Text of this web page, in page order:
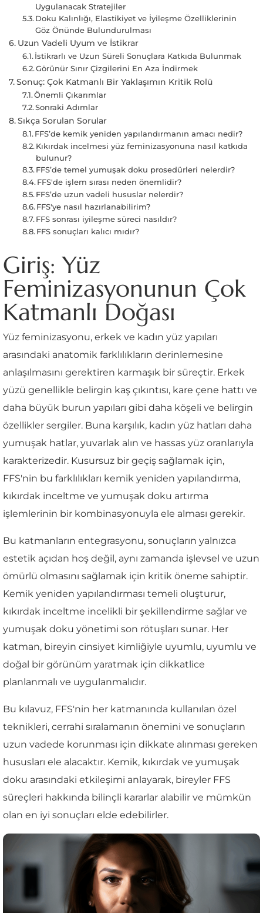
Uygulanacak Stratejiler
Doku Kalınlığı, Elastikiyet ve İyileşme Özelliklerinin
Göz Önünde Bulundurulması
Uzun Vadeli Uyum ve İstikrar
İstikrarlı ve Uzun Süreli Sonuçlara Katkıda Bulunmak
Görünür Sınır Çizgilerini En Aza İndirmek
Sonuç: Çok Katmanlı Bir Yaklaşımın Kritik Rolü
Önemli Çıkarımlar
Sonraki Adımlar
Sıkça Sorulan Sorular
FFS’de kemik yeniden yapılandırmanın amacı nedir?
Kıkırdak incelmesi yüz feminizasyonuna nasıl katkıda
bulunur?
FFS’de temel yumuşak doku prosedürleri nelerdir?
FFS'de işlem sırası neden önemlidir?
FFS’de uzun vadeli hususlar nelerdir?
FFS'ye nasıl hazırlanabilirim?
FFS sonrası iyileşme süreci nasıldır?
FFS sonuçları kalıcı mıdır?
Giriş: Yüz
Feminizasyonunun Çok
Katmanlı Doğası
Yüz feminizasyonu, erkek ve kadın yüz yapıları
arasındaki anatomik farklılıkların derinlemesine
anlaşılmasını gerektiren karmaşık bir süreçtir. Erkek
yüzü genellikle belirgin kaş çıkıntısı, kare çene hattı ve
daha büyük burun yapıları gibi daha köşeli ve belirgin
özellikler sergiler. Buna karşılık, kadın yüz hatları daha
yumuşak hatlar, yuvarlak alın ve hassas yüz oranlarıyla
karakterizedir. Kusursuz bir geçiş sağlamak için,
FFS'nin bu farklılıkları kemik yeniden yapılandırma,
kıkırdak inceltme ve yumuşak doku artırma
işlemlerinin bir kombinasyonuyla ele alması gerekir.
Bu katmanların entegrasyonu, sonuçların yalnızca
estetik açıdan hoş değil, aynı zamanda işlevsel ve uzun
ömürlü olmasını sağlamak için kritik öneme sahiptir.
Kemik yeniden yapılandırması temeli oluşturur,
kıkırdak inceltme incelikli bir şekillendirme sağlar ve
yumuşak doku yönetimi son rötuşları sunar. Her
katman, bireyin cinsiyet kimliğiyle uyumlu, uyumlu ve
doğal bir görünüm yaratmak için dikkatlice
planlanmalı ve uygulanmalıdır.
Bu kılavuz, FFS'nin her katmanında kullanılan özel
teknikleri, cerrahi sıralamanın önemini ve sonuçların
uzun vadede korunması için dikkate alınması gereken
hususları ele alacaktır. Kemik, kıkırdak ve yumuşak
doku arasındaki etkileşimi anlayarak, bireyler FFS
süreçleri hakkında bilinçli kararlar alabilir ve mümkün
olan en iyi sonuçları elde edebilirler.